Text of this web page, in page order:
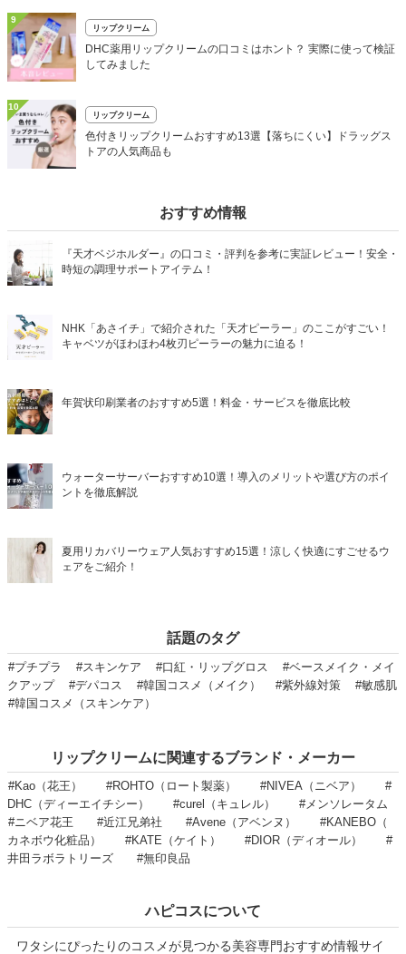
9
リップクリーム
DHC薬用リップクリームの口コミはホント？ 実際に使って検証
してみました
10
リップクリーム
色付きリップクリームおすすめ13選【落ちにくい】ドラッグス
トアの人気商品も
おすすめ情報
『天才ベジホルダー』の口コミ・評判を参考に実証レビュー！安全・
時短の調理サポートアイテム！
NHK「あさイチ」で紹介された「天才ピーラー」のここがすごい！
キャベツがほわほわ4枚刃ピーラーの魅力に迫る！
年賀状印刷業者のおすすめ5選！料金・サービスを徹底比較
ウォーターサーバーおすすめ10選！導入のメリットや選び方のポイ
ントを徹底解説
夏用リカバリーウェア人気おすすめ15選！涼しく快適にすごせるウ
ェアをご紹介！
話題のタグ
#プチプラ #スキンケア #口紅・リップグロス
#ベースメイク・メイ
クアップ
#デパコス #韓国コスメ（メイク） #紫外線対策
#敏感肌
#韓国コスメ（スキンケア）
リップクリームに関連するブランド・メーカー
#Kao（花王） #ROHTO（ロート製薬） #NIVEA（ニベア）
#
DHC（ディーエイチシー）
#curel（キュレル）
#メンソレータム
#ニベア花王
#近江兄弟社 #Avene（アベンヌ）
#KANEBO（
カネボウ化粧品）
#KATE（ケイト） #DIOR（ディオール）
#
井田ラボラトリーズ
#無印良品
ハピコスについて
ワタシにぴったりのコスメが見つかる美容専門おすすめ情報サイ